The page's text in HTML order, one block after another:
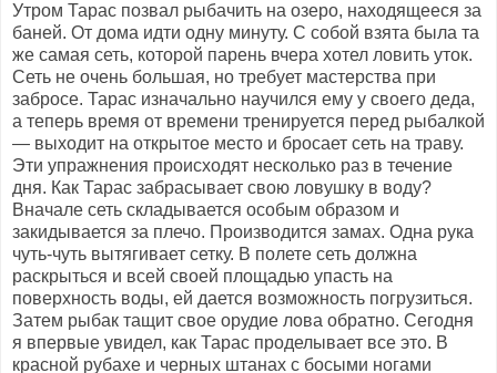
Утром Тарас позвал рыбачить на озеро, находящееся за
баней. От дома идти одну минуту. С собой взята была та
же самая сеть, которой парень вчера хотел ловить уток.
Сеть не очень большая, но требует мастерства при
забросе. Тарас изначально научился ему у своего деда,
а теперь время от времени тренируется перед рыбалкой
— выходит на открытое место и бросает сеть на траву.
Эти упражнения происходят несколько раз в течение
дня. Как Тарас забрасывает свою ловушку в воду?
Вначале сеть складывается особым образом и
закидывается за плечо. Производится замах. Одна рука
чуть-чуть вытягивает сетку. В полете сеть должна
раскрыться и всей своей площадью упасть на
поверхность воды, ей дается возможность погрузиться.
Затем рыбак тащит свое орудие лова обратно. Сегодня
я впервые увидел, как Тарас проделывает все это. В
красной рубахе и черных штанах с босыми ногами